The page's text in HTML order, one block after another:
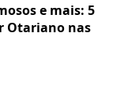
e mais: 5
Otariano nas